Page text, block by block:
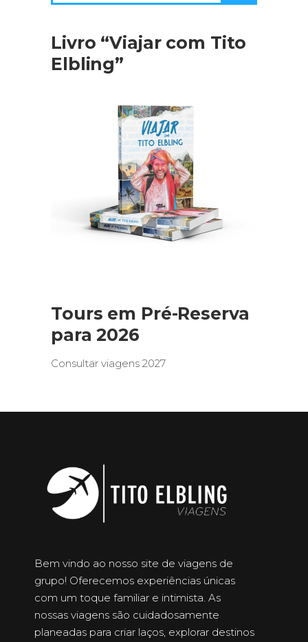
Livro “Viajar com Tito
Elbling”
Tours em Pré-Reserva
para 2026
Consultar viagens 2027
Bem vindo ao nosso site de viagens de
grupo! Oferecemos experiências únicas
com um toque familiar e intimista. As
nossas viagens são cuidadosamente
planeadas para criar laços, explorar destinos